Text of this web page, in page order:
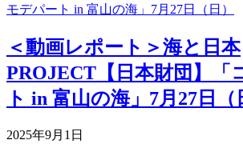
＜動画レポート＞海と日本
PROJECT【日本財団】「
ト in 富山の海」7月27日（
2025年9月1日